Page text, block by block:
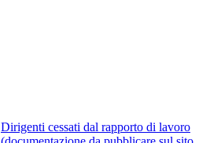
Dirigenti cessati dal rapporto di lavoro